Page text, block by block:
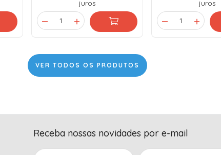
juros
juros
VER TODOS OS PRODUTOS
Receba nossas novidades por e-mail